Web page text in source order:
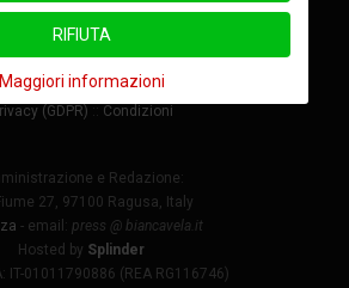
Giuseppe Nativo
Marco Iannizzotto
(GDPR) :: Condizioni
e Redazione:
27, 97100 Ragusa, Italy
- email: press @ biancavela.it
Hosted by Splinder
IT-01011790886 (REA RG116746)
RIFIUTA
Maggiori informazioni